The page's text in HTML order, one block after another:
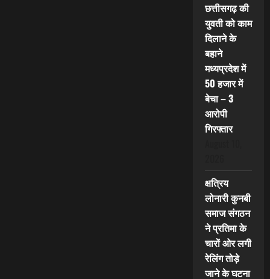
छत्तीसगढ़ की
युवती को काम
दिलाने के
बहाने
मध्यप्रदेश में
50 हजार में
बेचा – 3
आरोपी
गिरफ्तार
क्षत्रिय
लोनारी कुनबी
समाज संगठन
ने प्रतिमा के
चारों ओर लगी
रेलिंग तोड़े
जाने के घटना